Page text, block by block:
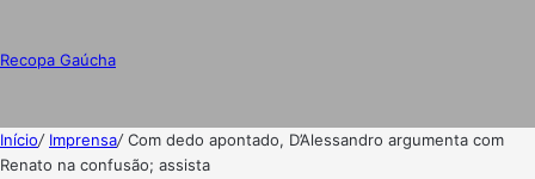
Recopa Gaúcha
Início/ Imprensa/Com dedo apontado, D’Alessandro argumenta com
Renato na confusão; assista